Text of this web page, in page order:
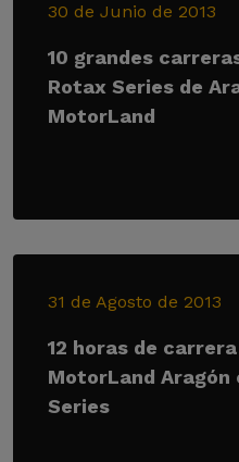
30 de Junio de 2013
10 grandes
Rotax Series de
MotorLand
31 de Agosto de 2013
12 horas de
MotorLand Aragón
Series